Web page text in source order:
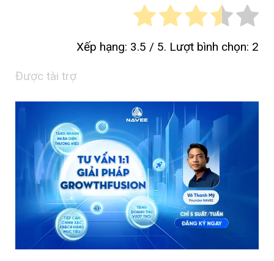
Xếp hạng: 3.5 / 5. Lượt bình chọn: 2
Được tài trợ